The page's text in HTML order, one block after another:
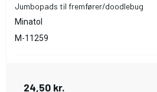
Jumbopads til fremfører/doodlebug
Minatol
M-11259
24,50 kr.